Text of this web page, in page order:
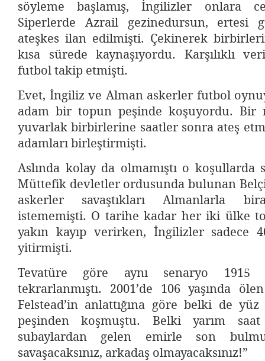
söyleme başlamış, İngilizler onlara
Siperlerde Azrail gezinedursun, ertesi
ateşkes ilan edilmişti. Çekinerek
kısa sürede kaynaşıyordu. Karşılıklı
futbol takip etmişti.
Evet, İngiliz ve Alman askerler futbol
adam bir topun peşinde koşuyordu. Bir
yuvarlak birbirlerine saatler sonra ateş
adamları birleştirmişti.
Aslında kolay da olmamıştı o koşullarda
Müttefik devletler ordusunda bulunan
askerler savaştıkları Almanlarla
istememişti. O tarihe kadar her iki ülke
yakın kayıp verirken, İngilizler sadece
yitirmişti.
Tevatüre göre aynı senaryo 1915
tekrarlanmıştı. 2001’de 106 yaşında
Felstead’in anlattığına göre belki de
peşinden koşmuştu. Belki yarım
subaylardan gelen emirle son
savaşacaksınız, arkadaş olmayacaksınız!”